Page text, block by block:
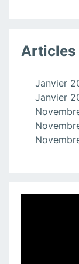
Articles
Janvier
Janvier